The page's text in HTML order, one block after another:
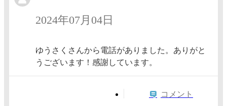
2024年07月04日
ゆうさくさんから電話がありました。ありがと
うございます！感謝しています。
コメント